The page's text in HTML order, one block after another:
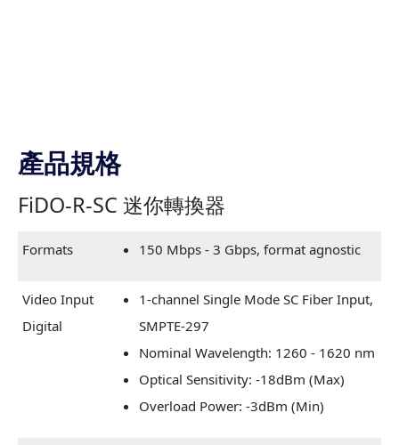
產品規格
FiDO-R-SC 迷你轉換器
Formats 150 Mbps - 3 Gbps, format agnostic
Video Input
Digital
1-channel Single Mode SC Fiber Input,
SMPTE-297
Nominal Wavelength: 1260 - 1620 nm
Optical Sensitivity: -18dBm (Max)
Overload Power: -3dBm (Min)